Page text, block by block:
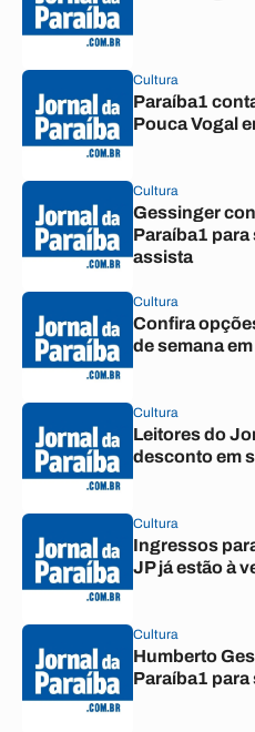
Cultura
Paraíba1
Pouca Vogal
Cultura
Gessinger
Paraíba1
assista
Cultura
Confira
de semana
Cultura
Leitores do
desconto em
Cultura
Ingressos
JP já estão à
Cultura
Humberto
Paraíba1 para